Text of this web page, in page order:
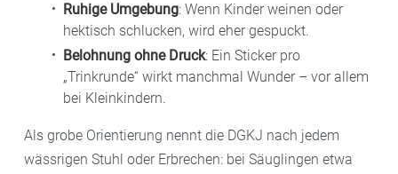
Ruhige Umgebung: Wenn Kinder weinen oder
hektisch schlucken, wird eher gespuckt.
Belohnung ohne Druck: Ein Sticker pro
„Trinkrunde“ wirkt manchmal Wunder – vor allem
bei Kleinkindern.
Als grobe Orientierung nennt die DGKJ nach jedem
wässrigen Stuhl oder Erbrechen: bei Säuglingen etwa